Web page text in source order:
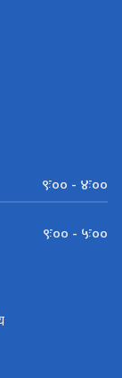
९ः०० - ४ः००
९ः०० - ५ः००